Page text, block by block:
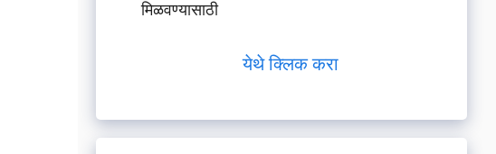
मिळवण्यासाठी
येथे क्लिक करा